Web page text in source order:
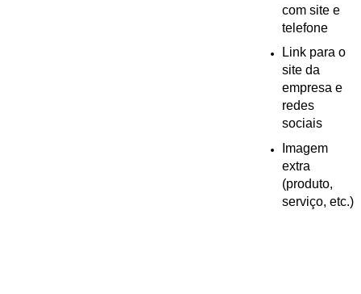
com site e
telefone
Link para o
site da
empresa e
redes
sociais
Imagem
extra
(produto,
serviço, etc.)